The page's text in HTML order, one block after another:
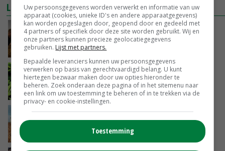
LEES OOK
Akkerbouwers worstelen met sojateelt in
Drenthe
20-12-2017
Maximale residulimiet sojaboon kan
veranderen
14-12-2017
Toename sojateelt Noord-Nederland
Uw persoonsgegevens worden verwerkt en informatie van uw
apparaat (cookies, unieke ID's en andere apparaatgegevens)
kan worden opgeslagen door, geopend door en gedeeld met
4 partners of specifiek door deze site worden gebruikt. Wij en
onze partners kunnen precieze geolocatiegegevens
gebruiken. Lijst met partners.
Bepaalde leveranciers kunnen uw persoonsgegevens
verwerken op basis van gerechtvaardigd belang. U kunt
hiertegen bezwaar maken door uw opties hieronder te
beheren. Zoek onderaan deze pagina of in het sitemenu naar
een link om uw toestemming te beheren of in te trekken via de
privacy- en cookie-instellingen.
Toestemming